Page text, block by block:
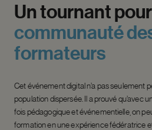
Untournantpour
communauté
formateurs
Cet événement digital n’a pas seulement
population dispersée. Il a prouvé qu’avec
fois pédagogique et événementielle, on
formation en une expérience fédératrice